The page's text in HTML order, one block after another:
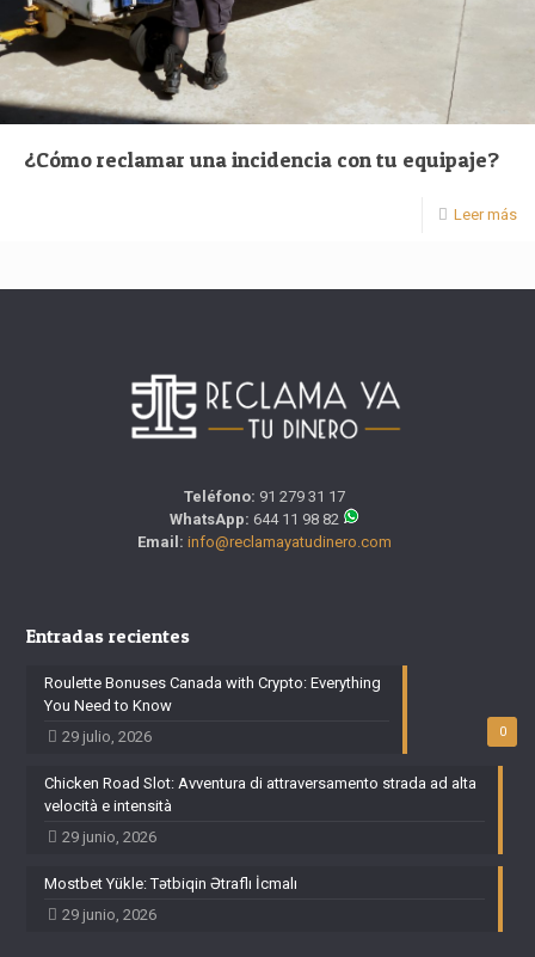
¿Cómo reclamar una incidencia con tu equipaje?
Leer más
Teléfono: 91 279 31 17
WhatsApp: 644 11 98 82
Email: info@reclamayatudinero.com
Entradas recientes
0
Roulette Bonuses Canada with Crypto: Everything
You Need to Know
29 julio, 2026
Chicken Road Slot: Avventura di attraversamento strada ad alta
velocità e intensità
29 junio, 2026
Mostbet Yükle: Tətbiqin Ətraflı İcmalı
29 junio, 2026